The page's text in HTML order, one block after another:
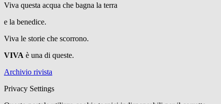
Viva questa acqua che bagna la terra
e la benedice.
Viva le storie che scorrono.
VIVA è una di queste.
Archivio rivista
Privacy Settings